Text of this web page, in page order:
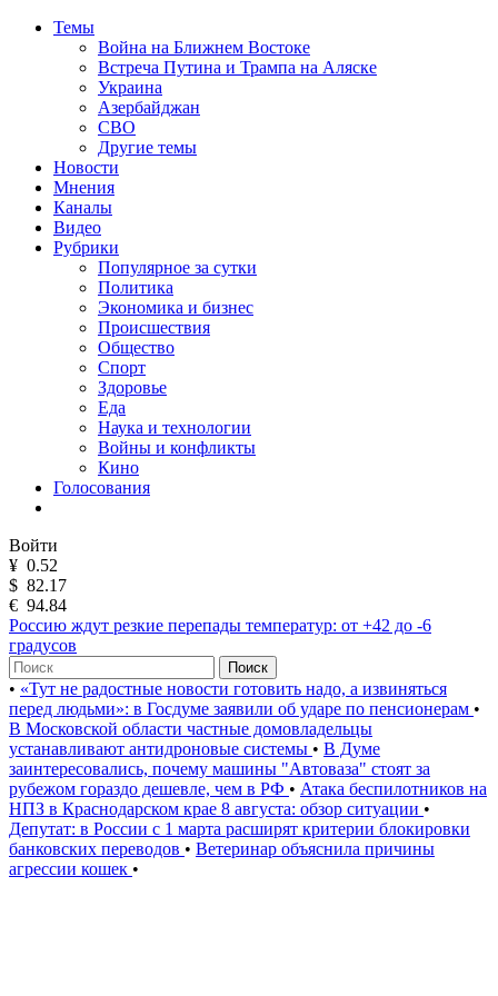
Темы
Война на Ближнем Востоке
Встреча Путина и Трампа на Аляске
Украина
Азербайджан
СВО
Другие темы
Новости
Мнения
Каналы
Видео
Рубрики
Популярное за сутки
Политика
Экономика и бизнес
Происшествия
Общество
Спорт
Здоровье
Еда
Наука и технологии
Войны и конфликты
Кино
Голосования
Войти
¥ 0.52
$ 82.17
€ 94.84
Россию ждут резкие перепады температур: от +42 до -6
градусов
Поиск
• «Тут не радостные новости готовить надо, а извиняться
перед людьми»: в Госдуме заявили об ударе по пенсионерам •
В Московской области частные домовладельцы
устанавливают антидроновые системы • В Думе
заинтересовались, почему машины "Автоваза" стоят за
рубежом гораздо дешевле, чем в РФ • Атака беспилотников на
НПЗ в Краснодарском крае 8 августа: обзор ситуации •
Депутат: в России с 1 марта расширят критерии блокировки
банковских переводов • Ветеринар объяснила причины
агрессии кошек •